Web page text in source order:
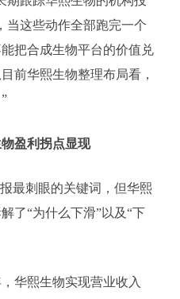
当这些动作全部跑完一个
把合成生物平台的价值兑
前华熙生物整理布局看，
盈利拐点显现
最刺眼的关键词，但华熙
了“为什么下滑”以及“下
华熙生物实现营业收入